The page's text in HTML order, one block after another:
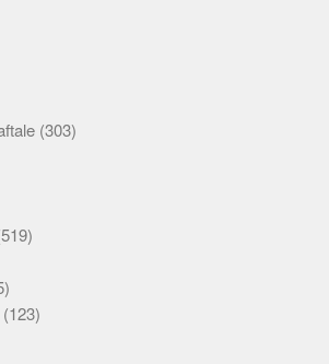
(303)
(123)